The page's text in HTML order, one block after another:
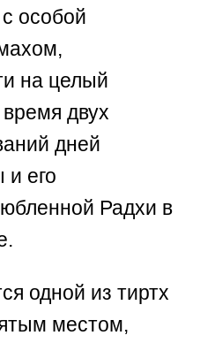
особой
на целый
двух
дней
его
Радхи в
одной из тиртх
местом,